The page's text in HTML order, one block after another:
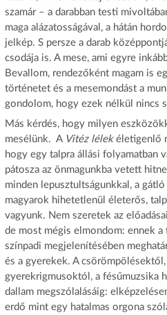
szamár – a darabban testi
maga alázatosságával, a hátán
jelkép. S persze a darab
csodája is. A mese, ami egyre
Bevallom, rendezőként magam is
történetet és a mesemondást a
gondolom, hogy ezek nélkül nincs
Más kérdés, hogy milyen
mesélünk. A Vitéz lélekéletigenlő
hogy egy talpra állási folyamatban
pátosza az önmagunkba vetett
minden lepusztultságunkkal, a
magyarok hihetetlenül életerős,
vagyunk. Nem szeretek az
de most mégis elmondom: ennek a
színpadi megjelenítésében
és a gyerekek. A csörömpölésektől,
gyerekrigmusoktól, a fésűmuzsika
dallam megszólalásáig:
erdő mint egy hatalmas orgona